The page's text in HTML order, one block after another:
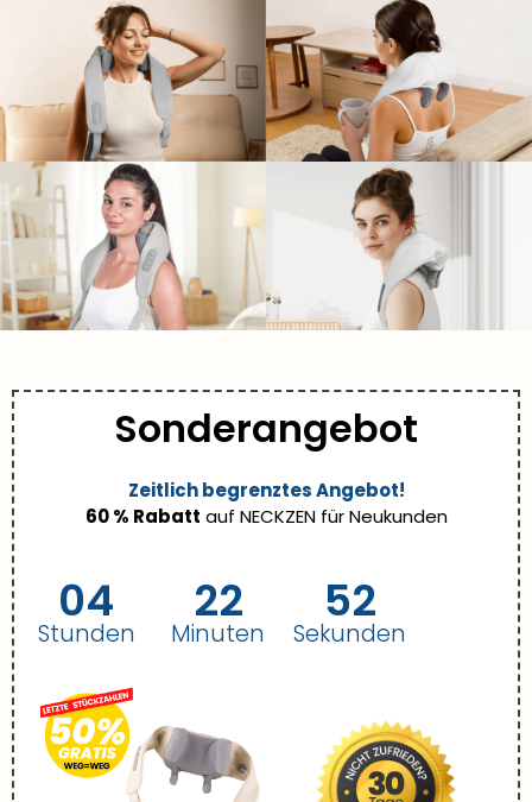
Sonderangebot
Zeitlich begrenztes Angebot!
60 % Rabatt auf NECKZEN für Neukunden
04
Stunden
22
Minuten
50
Sekunden